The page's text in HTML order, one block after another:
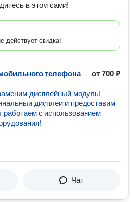
в этом сами!
действует скидка!
телефона
от 700 ₽
дисплейный модуль!
дисплей и предоставим
работаем с использованием
Чат